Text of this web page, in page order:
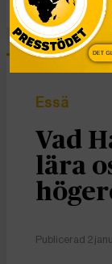
Essä
Vad
lära
Publicerad 2
DET